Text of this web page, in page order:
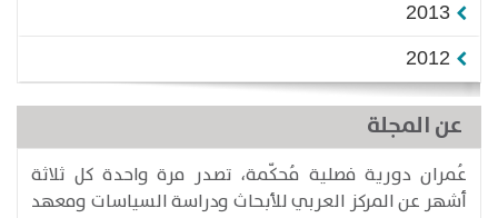
2013
2012
عن المجلة
عُمران دورية فصلية مُحكّمة، تصدر مرة واحدة كل ثلاثة
أشهر عن المركز العربي للأبحاث ودراسة السياسات ومعهد